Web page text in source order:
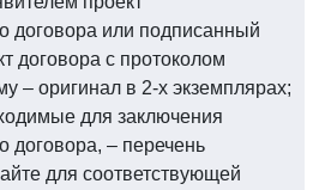
договора или подписанный
договора с протоколом
– оригинал в 2-х экземплярах;
для заключения
договора, – перечень
для соответствующей